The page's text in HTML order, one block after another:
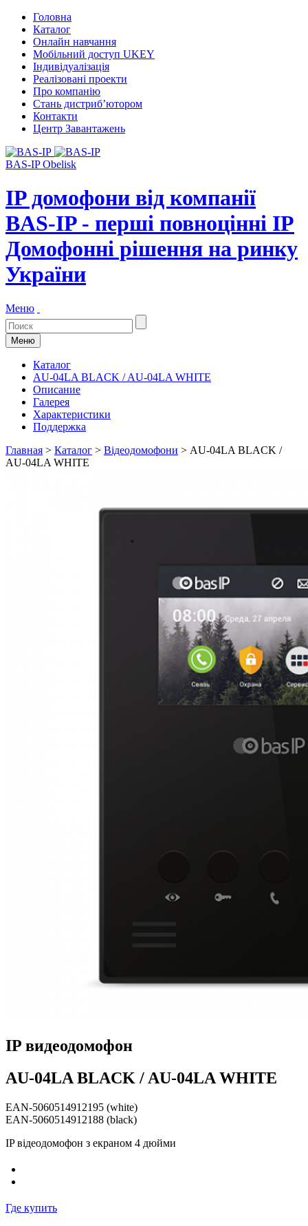
Головна
Каталог
Онлайн навчання
Мобільний доступ UKEY
Індивідуалізація
Реалізовані проекти
Про компанію
Стань дистриб’ютором
Контакти
Центр Завантажень
BAS-IP Obelisk
IP домофони від компанії
BAS-IP - перші повноцінні IP
Домофонні рішення на ринку
України
Меню
Меню
Каталог
AU-04LA BLACK / AU-04LA WHITE
Описание
Галерея
Характеристики
Поддержка
Главная > Каталог > Відеодомофони > AU-04LA BLACK /
AU-04LA WHITE
IP видеодомофон
AU-04LA BLACK / AU-04LA WHITE
EAN-5060514912195 (white)
EAN-5060514912188 (black)
IP відеодомофон з екраном 4 дюйми
Где купить